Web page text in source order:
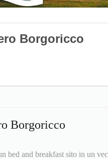
Borgoricco
Borgoricco
bed and breakfast sito in un